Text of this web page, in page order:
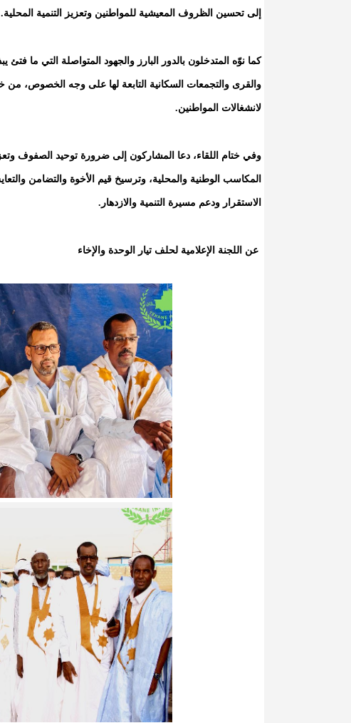
إلى تحسين الظروف المعيشية للمواطنين وتعزيز التنمية المحلية.
كما نوّه المتدخلون بالدور البارز والجهود المتواصلة التي ما
والقرى والتجمعات السكانية التابعة لها على وجه الخصوص، من
لانشغالات المواطنين.
وفي ختام اللقاء، دعا المشاركون إلى ضرورة توحيد الصفوف
المكاسب الوطنية والمحلية، وترسيخ قيم الأخوة والتضامن
الاستقرار ودعم مسيرة التنمية والازدهار.
عن اللجنة الإعلامية لحلف تيار الوحدة والإخاء